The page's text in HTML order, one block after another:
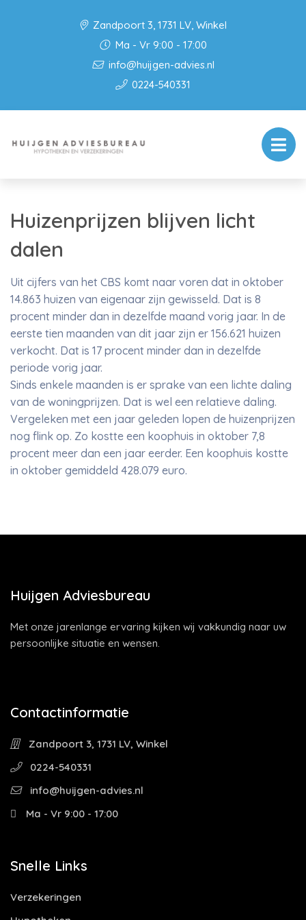
Zandpoort 3, 1731 LV, Winkel
Ma - Vr 9:00 - 17:00
info@huijgen-advies.nl
0224-540331
Huizenprijzen blijven licht
dalen
Uit cijfers van het CBS komt naar voren dat in oktober
14.863 huizen van eigenaar zijn gewisseld. Dat is 8
procent minder dan in dezelfde maand vorig jaar. In de
eerste tien maanden van dit jaar zijn er 156.621 huizen
verkocht. Dat is 17 procent minder dan in dezelfde
periode vorig jaar.
Sinds enkele maanden is er sprake van een lichte daling
van de woningprijzen. Dat is wel een relatieve daling.
Vergeleken met een jaar geleden lopen de huizenprijzen
nog flink op. Zo kostte een koophuis in oktober 7,8
procent meer dan een jaar eerder. Een koophuis kostte
in oktober gemiddeld 428.079 euro.
Huijgen Adviesbureau
Met onze jarenlange ervaring kijken wij vakkundig naar uw
persoonlijke situatie en wensen.
Contactinformatie
Zandpoort 3, 1731 LV, Winkel
0224-540331
info@huijgen-advies.nl
Ma - Vr 9:00 - 17:00
Snelle Links
Verzekeringen